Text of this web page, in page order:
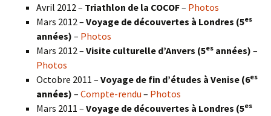
Avril 2012 – Triathlon de la COCOF– Photos
Mars 2012 – Voyage de découvertes à Londres (5es
années) – Photos
Mars 2012 – Visite culturelle d’Anvers (5es années) –
Photos
Octobre 2011 – Voyage de fin d’études à Venise (6es
années) – Compte-rendu – Photos
Mars 2011 – Voyage de découvertes à Londres (5es